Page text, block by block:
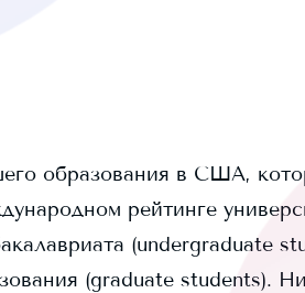
образования в США,
рейтинге
(undergraduate
(graduate students).